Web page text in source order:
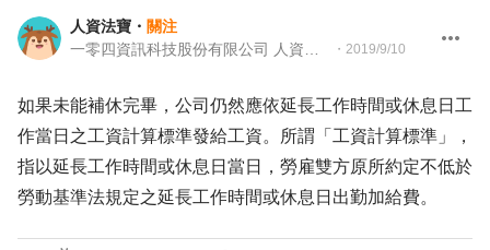
人資法寶 ・ 關注
・ 2019/9/10
如果未能補休完畢，公司仍然應依延長工作時間或休息日工
作當日之工資計算標準發給工資。所謂「工資計算標準」，
指以延長工作時間或休息日當日，勞雇雙方原所約定不低於
勞動基準法規定之延長工作時間或休息日出勤加給費。